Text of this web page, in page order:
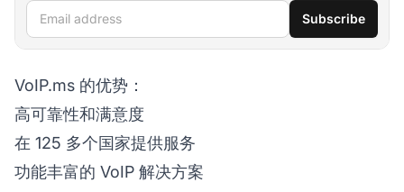
Email address Subscribe
VoIP.ms 的优势：
高可靠性和满意度
在 125 多个国家提供服务
功能丰富的 VoIP 解决方案